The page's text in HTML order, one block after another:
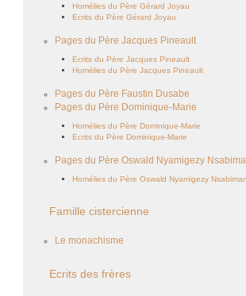
Homélies du Père Gérard Joyau
Ecrits du Père Gérard Joyau
Pages du Père Jacques Pineault
Ecrits du Père Jacques Pineault
Homélies du Père Jacques Pineault
Pages du Père Faustin Dusabe
Pages du Père Dominique-Marie
Homélies du Père Dominique-Marie
Ecrits du Père Dominique-Marie
Pages du Père Oswald Nyamigezy
Homélies du Père Oswald Nyamigezy
Famille cistercienne
Le monachisme
Ecrits des frères